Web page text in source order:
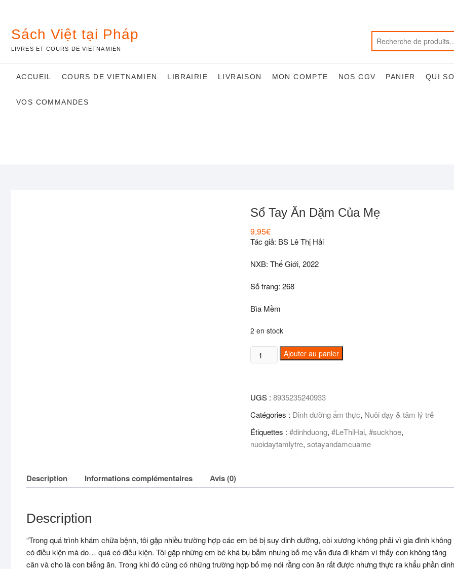
contentSách Việt tại Pháp
LIVRES ET COURS DE VIETNAMIEN
ACCUEIL COURS DE VIETNAMIEN LIBRAIRIE LIVRAISON MON COMPTE NOS CGV PANIER QUI
VOS COMMANDES
Sổ Tay Ăn Dặm Của Mẹ
9,95€
Tác giả: BS Lê Thị Hải
NXB: Thế Giới, 2022
Số trang: 268
Bìa Mềm
2 en stock
quantité
de
Ăn
Dặm
Mẹ
Ajouter au panier
UGS : 8935235240933
Catégories : Dinh dưỡng ẩm thực, Nuôi dạy & tâm lý trẻ
Étiquettes : #dinhduong, #LeThiHai, #suckhoe,
nuoidaytamlytre, sotayandamcuame
Description Informations complémentaires Avis (0)
Description
“Trong quá trình khám chữa bệnh, tôi gặp nhiều trường hợp các em bé bị suy dinh dưỡng, còi xương không phải vì gia đình không
có điều kiện mà do… quá có điều kiện. Tôi gặp những em bé khá bụ bẫm nhưng bố mẹ vẫn đưa đi khám vì thấy con không tăng
cân và cho là con biếng ăn. Trong khi đó cũng có những trường hợp bố mẹ nói rằng con ăn rất được nhưng thực ra khẩu phần dinh